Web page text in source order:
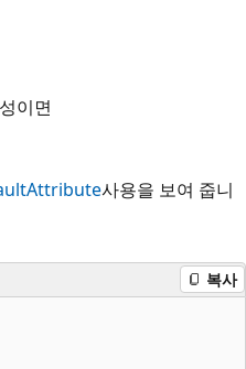
이면
사용을 보여 줍니
복사